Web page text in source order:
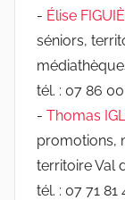
- Élise
séniors,
tél. : 07 86
- Thomas
promotions,
territoire Val
tél. : 07 71 81